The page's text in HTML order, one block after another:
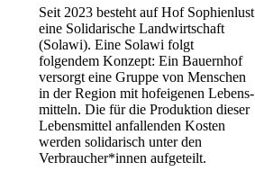
Seit 2023 besteht auf Hof Sophienlust
eine Solidarische Landwirtschaft
(Solawi). Eine Solawi folgt
folgendem Konzept: Ein Bauern­hof
versorgt eine Gruppe von Menschen
in der Region mit hof­eigenen Lebens­
mitteln. Die für die Produktion dieser
Lebens­mittel anfallenden Kosten
werden solidarisch unter den
Verbraucher*­innen aufgeteilt.